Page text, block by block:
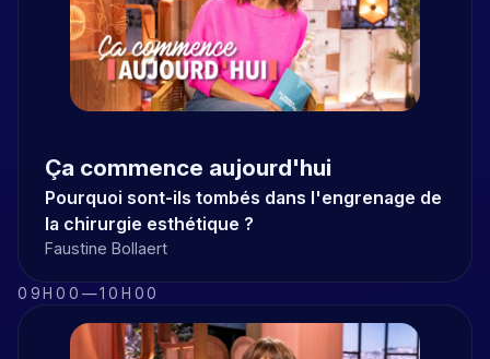
Ça commence aujourd'hui
Pourquoi sont-ils tombés dans l'engrenage de
la chirurgie esthétique ?
Faustine Bollaert
09H00 —10H00